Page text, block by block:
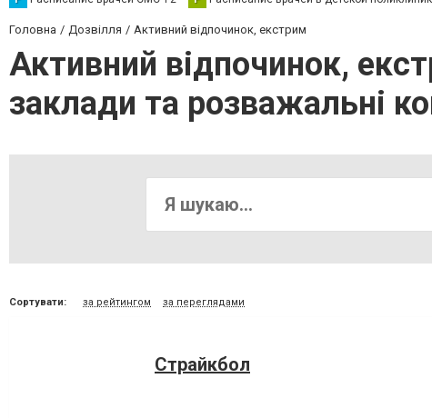
Головна Дозвілля Активний відпочинок, екстрим
Активний відпочинок,
заклади та розважальні
Сортувати: за рейтингом за переглядами
Страйкбол